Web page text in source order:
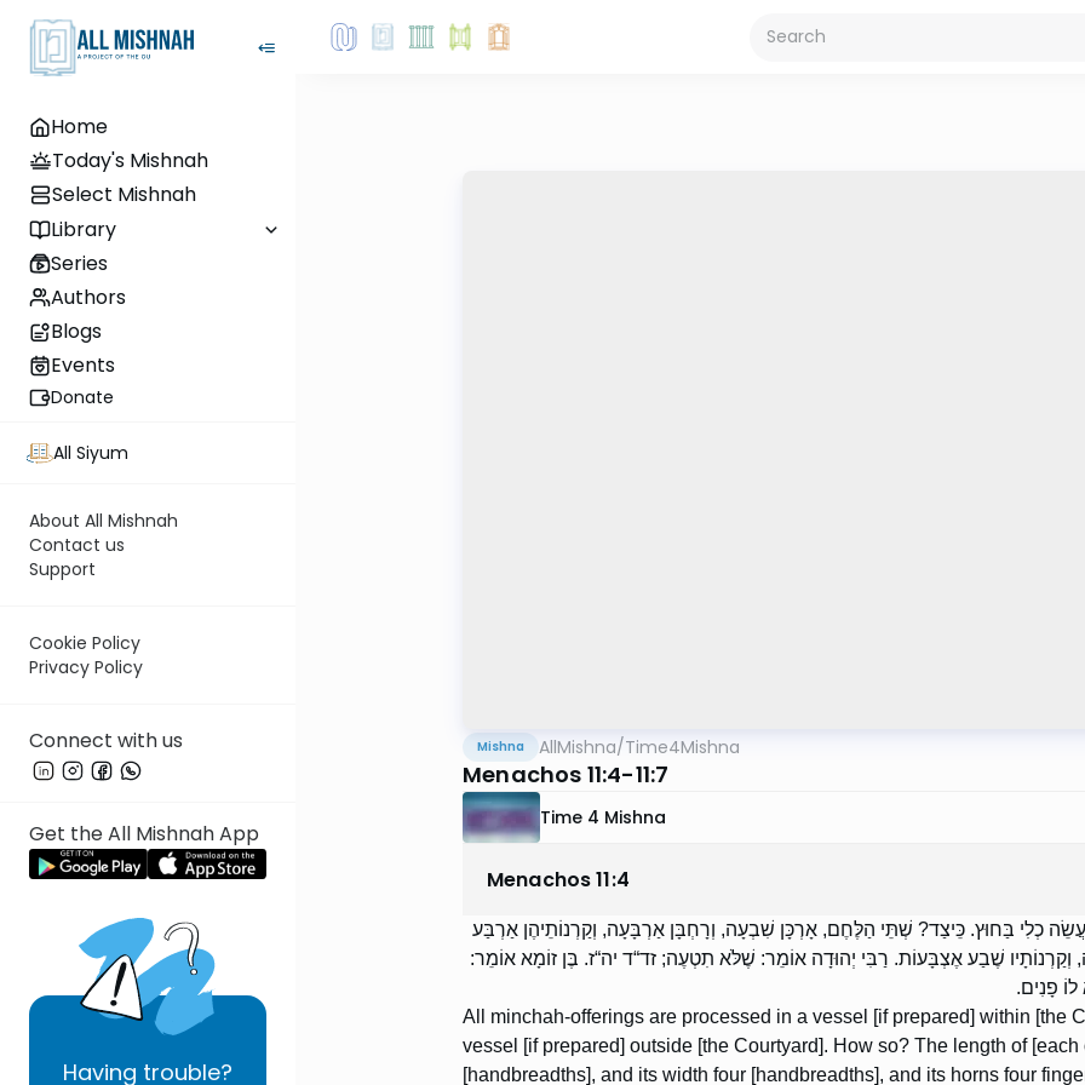
Home
Today's Mishnah
Select Mishnah
Library
Series
Authors
Blogs
Events
Donate
All Siyum
About All Mishnah
Contact us
Support
Cookie Policy
Privacy Policy
Connect with us
Get the All Mishnah App
Having trouble?
Mishna AllMishna/Time4Mishna
Menachos 11:4-11:7
Time 4 Mishna
Menachos11:4
כְלִי בַּחוּץ. כֵּיצַד? שְׁתֵּי הַלֶּחֶם, אָרְכָּן שִׁבְעָה, וְרָחְבָּן אַרְבָּעָה, וְקַרְנוֹתֵיהֶן אַרְבַּע
שֶׁבַע אֶצְבָּעוֹת. רַבִּי יְהוּדָה אוֹמֵר: שֶׁלֹּא תִטְעֶה; זד“ד יה“ז. בֶּן זוֹמָא אוֹמֵר:
פָנִים.
All minchah-offerings are processed in a vessel [if prepared] within [the
vessel [if prepared] outside [the Courtyard]. How so? The length of
[handbreadths], and its width four [handbreadths], and its horns four